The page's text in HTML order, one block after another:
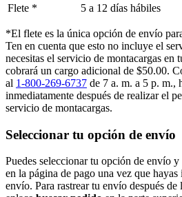
Flete *
5 a 12 días hábiles
*El flete es la única opción de envío
Ten en cuenta que esto no incluye el
necesitas el servicio de montacargas en
cobrará un cargo adicional de $50.00.
al 1-800-269-6737 de 7 a. m. a 5 p. m.,
inmediatamente después de realizar el
servicio de montacargas.
Seleccionar tu opción de envío
Puedes seleccionar tu opción de envío
en la página de pago una vez que
envío. Para rastrear tu envío después